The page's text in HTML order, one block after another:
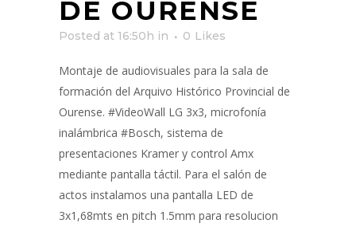
DE OURENSE
Posted at 16:50h in 0 Likes
Montaje de audiovisuales para la sala de
formación del Arquivo Histórico Provincial de
Ourense. #VideoWall LG 3x3, microfonía
inalámbrica #Bosch, sistema de
presentaciones Kramer y control Amx
mediante pantalla táctil. Para el salón de
actos instalamos una pantalla LED de
3x1,68mts en pitch 1.5mm para resolucion